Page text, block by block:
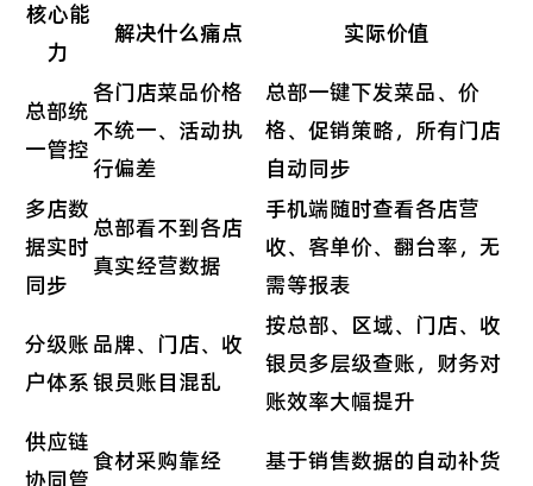
核心能
力
解决什么痛点 实际价值
总部统
一管控
各门店菜品价格
不统一、活动执
行偏差
总部一键下发菜品、价
格、促销策略，所有门店
自动同步
多店数
据实时
同步
总部看不到各店
真实经营数据
手机端随时查看各店营
收、客单价、翻台率，无
需等报表
分级账
户体系
品牌、门店、收
银员账目混乱
按总部、区域、门店、收
银员多层级查账，财务对
账效率大幅提升
供应链
协同管
食材采购靠经 基于销售数据的自动补货